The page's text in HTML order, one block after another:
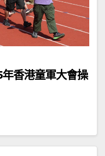
香港童軍大會操